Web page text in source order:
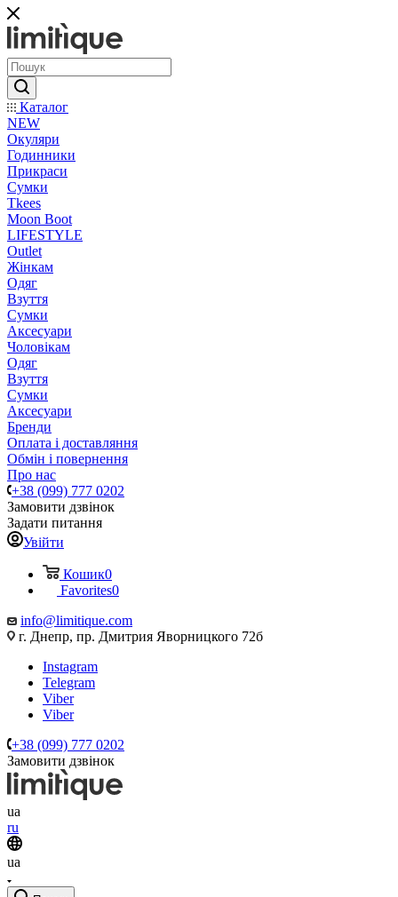
Каталог
NEW
Окуляри
Годинники
Прикраси
Сумки
Tkees
Moon Boot
LIFESTYLE
Outlet
Жінкам
Одяг
Взуття
Сумки
Аксесуари
Чоловікам
Одяг
Взуття
Сумки
Аксесуари
Бренди
Оплата і доставляння
Обмін і повернення
Про нас
+38 (099) 777 0202
Замовити дзвінок
Задати питання
Увійти
Кошик0
Favorites0
info@limitique.com
г. Днепр, пр. Дмитрия Яворницкого 72б
Instagram
Telegram
Viber
Viber
+38 (099) 777 0202
Замовити дзвінок
ua
ru
ua